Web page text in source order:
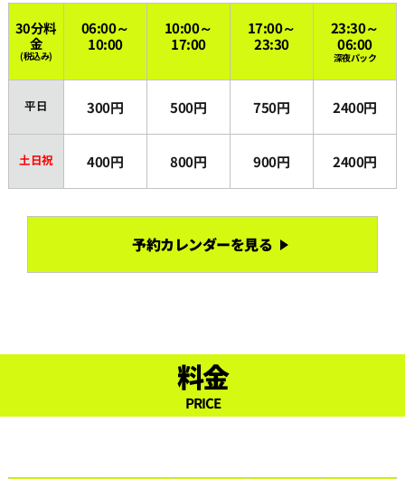
30分料
金
(税込み)
06:00～
10:00
10:00～
17:00
17:00～
23:30
23:30～
06:00
深夜パック
平日 300円 500円 750円 2400円
土日祝 400円 800円 900円 2400円
予約カレンダーを見る
料金
PRICE